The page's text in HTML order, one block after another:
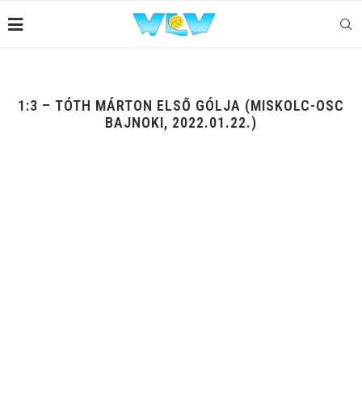
1:3 – TÓTH MÁRTON ELSŐ GÓLJA (MISKOLC-OSC
BAJNOKI, 2022.01.22.)